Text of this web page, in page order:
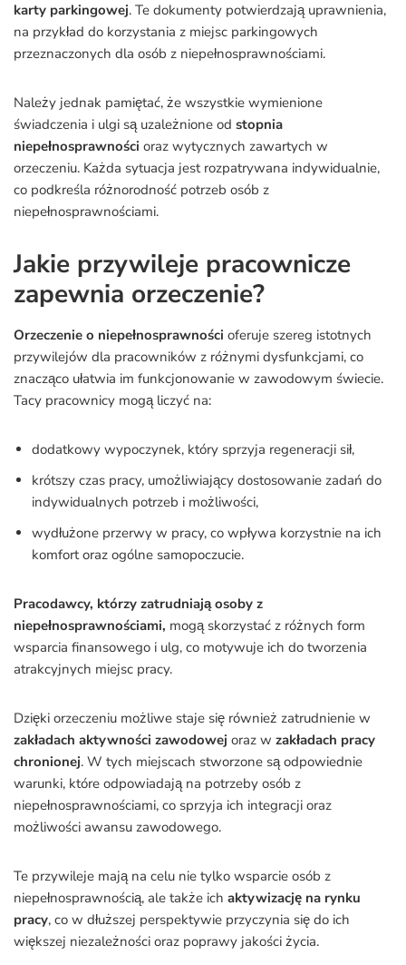
karty parkingowej. Te dokumenty potwierdzają uprawnienia,
na przykład do korzystania z miejsc parkingowych
przeznaczonych dla osób z niepełnosprawnościami.
Należy jednak pamiętać, że wszystkie wymienione
świadczenia i ulgi są uzależnione od stopnia
niepełnosprawności oraz wytycznych zawartych w
orzeczeniu. Każda sytuacja jest rozpatrywana indywidualnie,
co podkreśla różnorodność potrzeb osób z
niepełnosprawnościami.
Jakie przywileje pracownicze
zapewnia orzeczenie?
Orzeczenie o niepełnosprawności oferuje szereg istotnych
przywilejów dla pracowników z różnymi dysfunkcjami, co
znacząco ułatwia im funkcjonowanie w zawodowym świecie.
Tacy pracownicy mogą liczyć na:
dodatkowy wypoczynek, który sprzyja regeneracji sił,
krótszy czas pracy, umożliwiający dostosowanie zadań do
indywidualnych potrzeb i możliwości,
wydłużone przerwy w pracy, co wpływa korzystnie na ich
komfort oraz ogólne samopoczucie.
Pracodawcy, którzy zatrudniają osoby z
niepełnosprawnościami, mogą skorzystać z różnych form
wsparcia finansowego i ulg, co motywuje ich do tworzenia
atrakcyjnych miejsc pracy.
Dzięki orzeczeniu możliwe staje się również zatrudnienie w
zakładach aktywności zawodowej oraz w zakładach pracy
chronionej. W tych miejscach stworzone są odpowiednie
warunki, które odpowiadają na potrzeby osób z
niepełnosprawnościami, co sprzyja ich integracji oraz
możliwości awansu zawodowego.
Te przywileje mają na celu nie tylko wsparcie osób z
niepełnosprawnością, ale także ich aktywizację na rynku
pracy, co w dłuższej perspektywie przyczynia się do ich
większej niezależności oraz poprawy jakości życia.